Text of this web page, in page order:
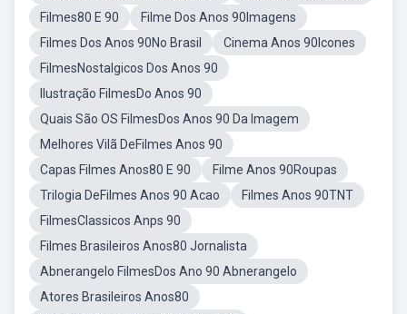
Filmes80 E 90
Filme Dos Anos 90Imagens
Filmes Dos Anos 90No Brasil
Cinema Anos 90Icones
FilmesNostalgicos Dos Anos 90
Ilustração FilmesDo Anos 90
Quais São OS FilmesDos Anos 90 Da Imagem
Melhores Vilã DeFilmes Anos 90
Capas Filmes Anos80 E 90
Filme Anos 90Roupas
Trilogia DeFilmes Anos 90 Acao
Filmes Anos 90TNT
FilmesClassicos Anps 90
Filmes Brasileiros Anos80 Jornalista
Abnerangelo FilmesDos Ano 90 Abnerangelo
Atores Brasileiros Anos80